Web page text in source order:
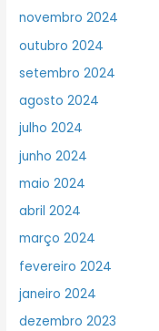
novembro 2024
outubro 2024
setembro 2024
agosto 2024
julho 2024
junho 2024
maio 2024
abril 2024
março 2024
fevereiro 2024
janeiro 2024
dezembro 2023